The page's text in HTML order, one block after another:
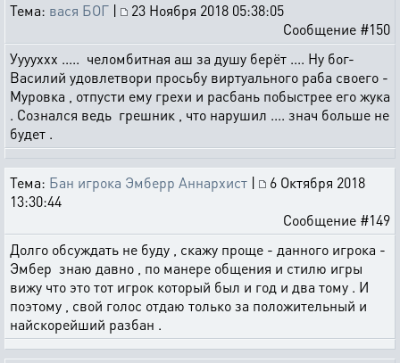
Тема: вася БОГ |
23 Ноября 2018 05:38:05
Сообщение #150
Ууууххх ..... челомбитная аш за душу берёт .... Ну бог-
Василий удовлетвори просьбу виртуального раба своего -
Муровка , отпусти ему грехи и расбань побыстрее его жука
. Сознался ведь грешник , что нарушил .... знач больше не
будет .
Тема: Бан игрока Эмберр Аннархист |
6 Октября 2018
13:30:44
Сообщение #149
Долго обсуждать не буду , скажу проще - данного игрока -
Эмбер знаю давно , по манере общения и стилю игры
вижу что это тот игрок который был и год и два тому . И
поэтому , свой голос отдаю только за положительный и
найскорейший разбан .